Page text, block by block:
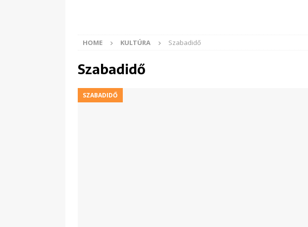
HOME KULTÚRA Szabadidő
Szabadidő
SZABADIDŐ